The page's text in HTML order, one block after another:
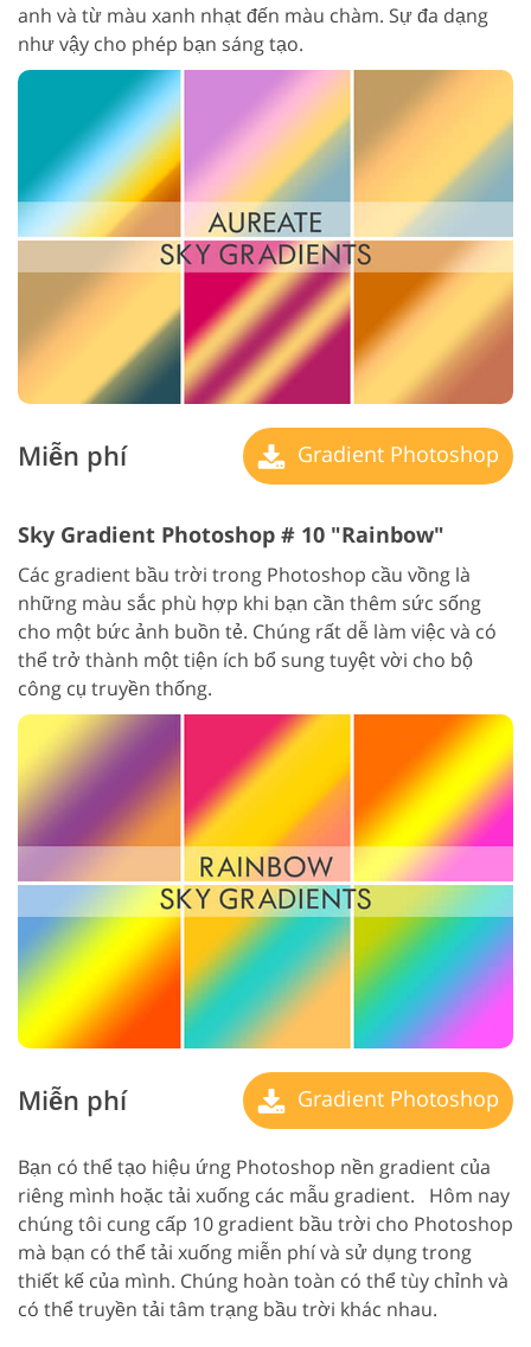
anh và từ màu xanh nhạt đến màu chàm. Sự đa dạng
như vậy cho phép bạn sáng tạo.
Miễn phí Gradient Photoshop
Sky Gradient Photoshop # 10 "Rainbow"
Các gradient bầu trời trong Photoshop cầu vồng là
những màu sắc phù hợp khi bạn cần thêm sức sống
cho một bức ảnh buồn tẻ. Chúng rất dễ làm việc và có
thể trở thành một tiện ích bổ sung tuyệt vời cho bộ
công cụ truyền thống.
Miễn phí Gradient Photoshop
Bạn có thể tạo hiệu ứng Photoshop nền gradient của
riêng mình hoặc tải xuống các mẫu gradient. Hôm nay
chúng tôi cung cấp 10 gradient bầu trời cho Photoshop
mà bạn có thể tải xuống miễn phí và sử dụng trong
thiết kế của mình. Chúng hoàn toàn có thể tùy chỉnh và
có thể truyền tải tâm trạng bầu trời khác nhau.